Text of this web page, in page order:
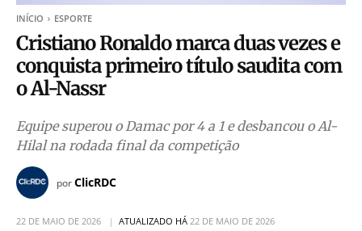
INÍCIO ESPORTE
Cristiano Ronaldo marca duas vezes e
conquista primeiro título saudita com
o Al-Nassr
Equipe superou o Damac por 4 a 1 e desbancou o Al-
Hilal na rodada final da competição
porClicRDC
22 DE MAIO DE 2026 ATUALIZADO HÁ 22 DE MAIO DE 2026